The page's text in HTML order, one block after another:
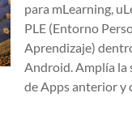
para mLearning,
PLE (Entorno
Aprendizaje)
Android. Amplía la
de Apps anterior y